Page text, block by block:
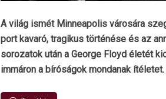
A világ ismét Minneapolis városára
port kavaró, tragikus történése és az
sorozatok után a George Floyd életét
immáron a bíróságok mondanak ítéletet.